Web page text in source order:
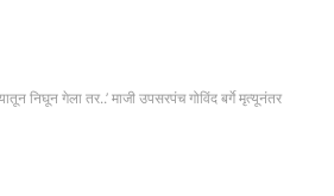
निघून गेला तर..’ माजी उपसरपंच गोविंद बर्गे मृत्यूनंतर